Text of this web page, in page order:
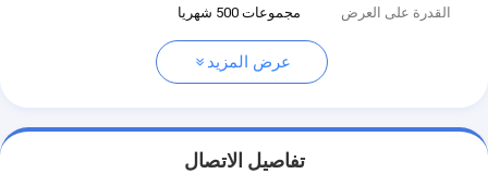
القدرة على العرض
مجموعات 500 شهريا
عرض المزيد
تفاصيل الاتصال